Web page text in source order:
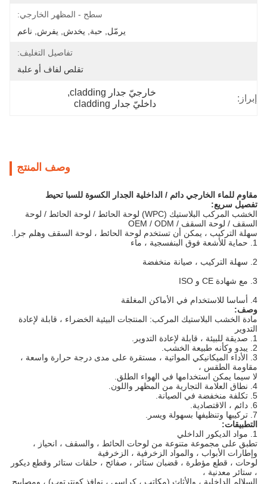
سطح - المظهر الخارجي:
يرمّل, حبة, يخدش, يفرش, ناعم
تفاصيل التغليف:
تقلص لفاف أو علبة
إبراز:
خارجيّ جدار cladding
,
داخليّ جدار cladding
وصف المنتج
مقاوم للماء الخارجي دائم / الداخلية الجدار الكسوة للسبا تحيط
تفصيل سريع:
الخشب المركب البلاستيك (WPC) لوحة الحائط / لوحة الحائط / لوحة
السقف / لوحة السقف / OEM / ODM
سهلة التركيب ، يمكن أن تستخدم لوحة الحائط ، لوحة السقف وهلم جرا.
4. أساسا للاستخدام في الأماكن المغلقة
وصف:
مادة الخشب البلاستيك المركب: المنتجات البيئية الخضراء ، قابلة لإعادة
التدوير
3. الأداء الميكانيكي المواتية ، مستقرة على مدى درجة حرارة واسعة ،
مقاومة الطقس ،
لا سيما يمكن استخدامها في الهواء الطلق.
4. نطاق العلامة التجارية من المظهر واللون.
5. تكلفة منخفضة في الصيانة.
التطبيقات:
تطبق على مجموعة متنوعة من لوحات الحائط ، والسقف ، انحياز ،
وإطارات الأبواب ، والمواد الزخرفية ، الزخرفية
لوحات ، قطع مؤطرة ، قضبان ستائر ، صفائح ، حلقات ستائر وقطع ديكور
، ستائر معدنية ،
السلالم الداخلية ، والأثاث (مكاتب ، كراسي ، نوافذ كونترتوب) ، ومصابيح